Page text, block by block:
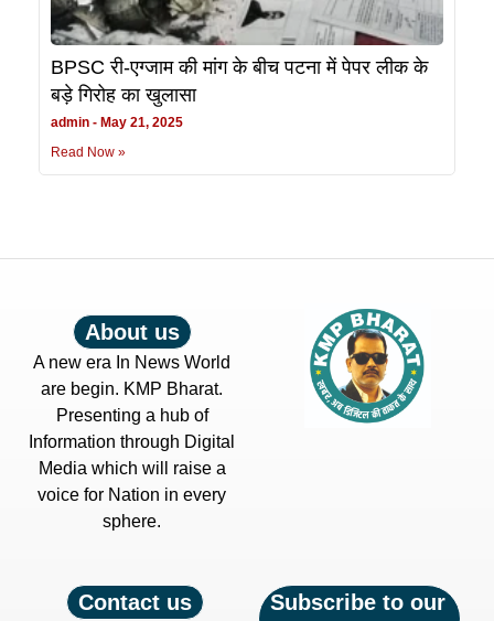
BPSC री-एग्जाम की मांग के बीच पटना में पेपर लीक के
बड़े गिरोह का खुलासा
admin
May 21, 2025
Read Now »
About us
A new era In News World
are begin. KMP Bharat.
Presenting a hub of
Information through Digital
Media which will raise a
voice for Nation in every
sphere.
Contact us
Subscribe to our